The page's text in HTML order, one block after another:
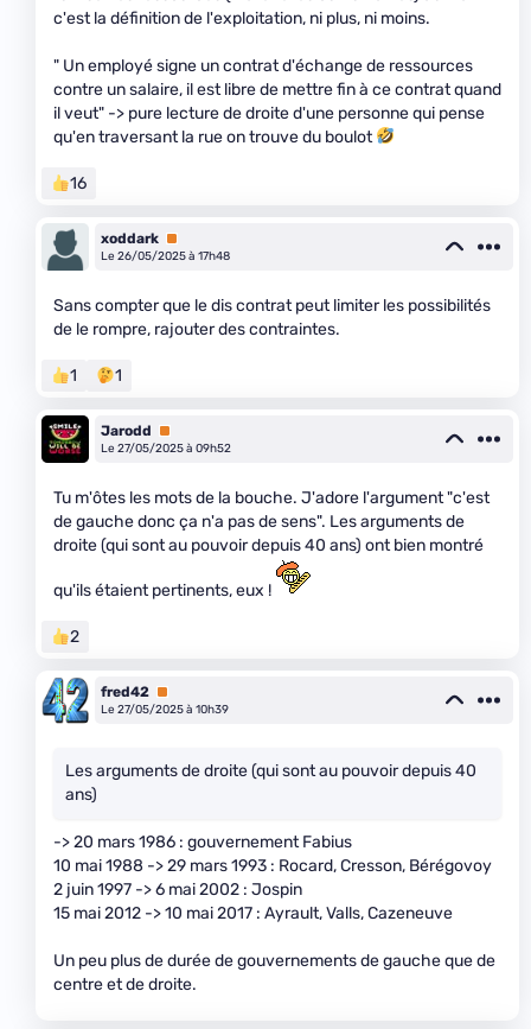
c'est la définition de l'exploitation, ni plus, ni moins.
" Un employé signe un contrat d'échange de ressources
contre un salaire, il est libre de mettre fin à ce contrat quand
il veut" -> pure lecture de droite d'une personne qui pense
qu'en traversant la rue on trouve du boulot
16
xoddark Premium
Le 26/05/2025 à 17h48
Sans compter que le dis contrat peut limiter les possibilités
de le rompre, rajouter des contraintes.
1 1
Jarodd
Premium
Le 27/05/2025 à 09h52
Tu m'ôtes les mots de la bouche. J'adore l'argument "c'est
de gauche donc ça n'a pas de sens". Les arguments de
droite (qui sont au pouvoir depuis 40 ans) ont bien montré
qu'ils étaient pertinents, eux !
2
fred42 Premium
Le 27/05/2025 à 10h39
Les arguments de droite (qui sont au pouvoir depuis 40
ans)
-> 20 mars 1986 : gouvernement Fabius
10 mai 1988 -> 29 mars 1993 : Rocard, Cresson, Bérégovoy
2 juin 1997 -> 6 mai 2002 : Jospin
15 mai 2012 -> 10 mai 2017 : Ayrault, Valls, Cazeneuve
Un peu plus de durée de gouvernements de gauche que de
centre et de droite.